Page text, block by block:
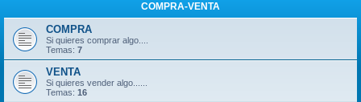
COMPRA-VENTA
COMPRA
Si quieres comprar algo....
Temas: 7
VENTA
Si quieres vender algo......
Temas: 16